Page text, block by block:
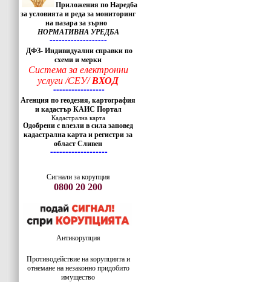
Приложения по Наредба
за условията и реда за мониторинг
на пазара за зърно
НОРМАТИВНА УРЕДБА
-------------------
ДФЗ- Индивидуални справки по
схеми и мерки
Система за електронни
услуги /СЕУ/ВХОД
-----------------
Агенция по геодезия, картография
и кадастър КАИС Портал
Кадастрална карта
Одобрени с влезли в сила заповед
кадастрална карта и регистри за
област Сливен
-------------------
Сигнали за корупция
0800 20 200
Антикорупция
Противодействие на корупцията и
отнемане на незаконно придобито
имущество